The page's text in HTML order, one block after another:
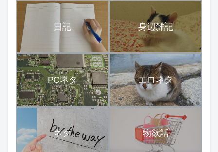
日記 身辺雑記
PCネタ エロネタ
ネタ 物欲話